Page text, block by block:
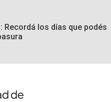
Recordá los días que podés